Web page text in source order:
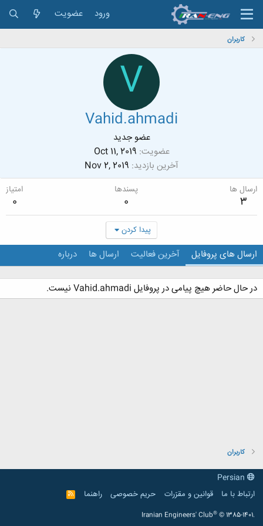
ورود عضویت
کاربران
V
Vahid.ahmadi
عضو جدید
عضویت Oct 11, 2019
آخرین بازدید Nov 2, 2019
ارسال ها
3
پسندها
0
امتیاز
0
پیدا کردن
ارسال های پروفایل آخرین فعالیت ارسال ها درباره
در حال حاضر هیچ پیامی در پروفایل Vahid.ahmadi نیست.
کاربران
ارتباط با ما
قوانین و مقرّرات حریم خصوصی راهنما
R
S
Iranian Engineers' Club® © 1385-1401.